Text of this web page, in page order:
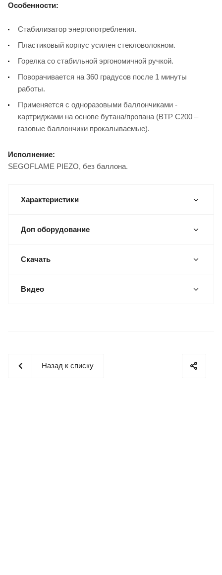
Особенности:
Стабилизатор энергопотребления.
Пластиковый корпус усилен стекловолокном.
Горелка со стабильной эргономичной ручкой.
Поворачивается на 360 градусов после 1 минуты
работы.
Применяется с одноразовыми баллончиками -
картриджами на основе бутана/пропана (BTP C200 –
газовые баллончики прокалываемые).
Исполнение:
SEGOFLAME PIEZO, без баллона.
Характеристики
Доп оборудование
Скачать
Видео
Назад к списку